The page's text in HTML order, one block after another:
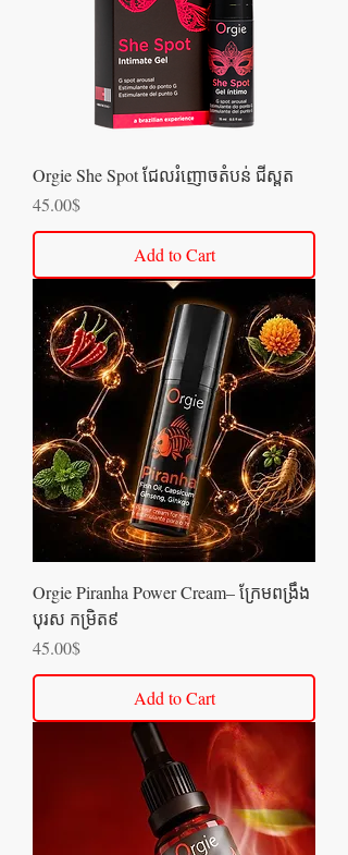
Orgie She Spot ជែលរំញោចតំបន់ ជីស្ពត
Price
45.00$
Add to Cart
Orgie Piranha Power Cream– ក្រែមពង្រឹង
បុរស កម្រិត៩
Price
45.00$
Add to Cart